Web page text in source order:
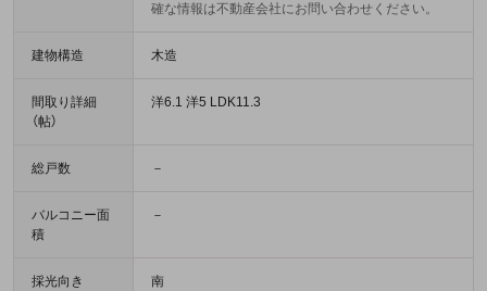
確な情報は不動産会社にお問い合わせください。
建物構造 木造
間取り詳細
（帖）
洋6.1 洋5 LDK11.3
総戸数 －
バルコニー面
積
－
採光向き 南